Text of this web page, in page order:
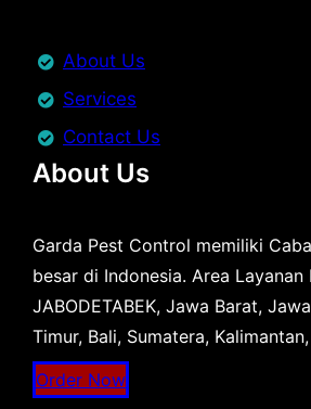
About Us
Services
Contact Us
About Us
Garda Pest Control memiliki
besar di Indonesia. Area Layanan
JABODETABEK, Jawa Barat,
Timur, Bali, Sumatera,
Order Now